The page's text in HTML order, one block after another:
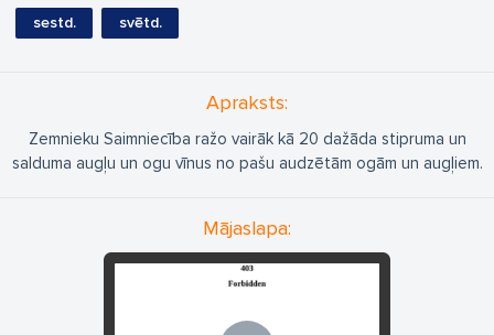
sestd. svētd.
Apraksts:
Zemnieku Saimniecība ražo vairāk kā 20 dažāda stipruma un
salduma augļu un ogu vīnus no pašu audzētām ogām un augļiem.
Mājaslapa: